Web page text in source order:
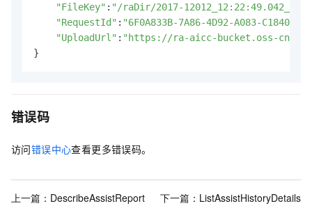
"FileKey" : "/raDir/2017-
"RequestId" : "6F0A833B-7A86-4D92-A083-
"UploadUrl" : "https://ra-aicc-bucket.oss-cn-
}
错误码
访问错误中心查看更多错误码。
上一篇： DescribeAssistReport 下一篇： ListAssistHistoryDetails